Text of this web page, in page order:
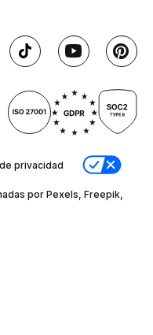
privacidad
por Pexels, Freepik,